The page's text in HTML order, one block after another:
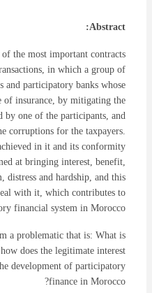
Abstract:
the most important contracts
in which a group of
participatory banks whose
of insurance, by mitigating the
by one of the participants, and
corruptions for the taxpayers.
in it and its conformity
at bringing interest, benefit,
distress and hardship, and this
with it, which contributes to
financial system in Morocco.
a problematic that is: What is
does the legitimate interest
development of participatory
finance in Morocco?